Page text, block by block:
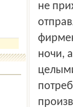
не
ночи,